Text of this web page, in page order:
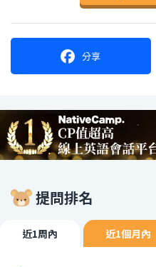
分享
提問排名
近1周內 近1個月內